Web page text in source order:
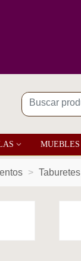
MUEBLES
> Taburetes